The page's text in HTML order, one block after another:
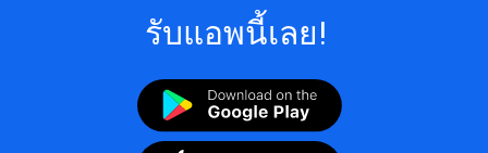
รับแอพนี้เลย!